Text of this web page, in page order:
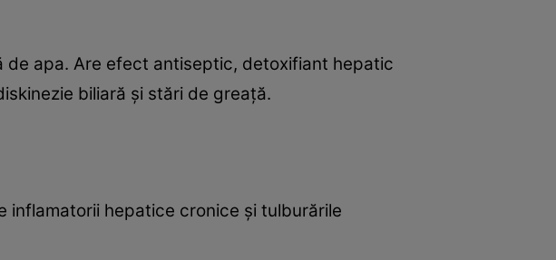
de apa. Are efect antiseptic, detoxifiant hepatic
biliară şi stări de greaţă.
inflamatorii hepatice cronice şi tulburările